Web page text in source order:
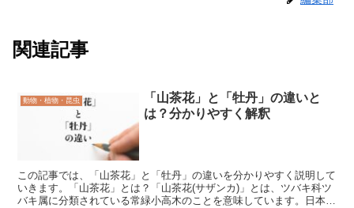
関連記事
動物・植物・昆虫
「山茶花」と「牡丹」の違いと
は？分かりやすく解釈
この記事では、「山茶花」と「牡丹」の違いを分かりやすく説明して
いきます。「山茶花」とは？「山茶花(サザンカ)」とは、ツバキ科ツ
バキ属に分類されている常緑小高木のことを意味しています。日本や